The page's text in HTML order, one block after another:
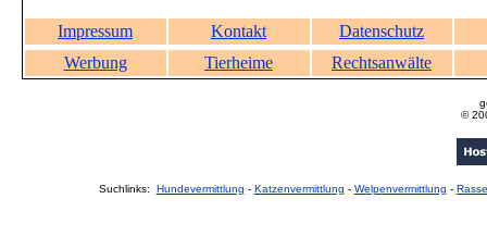
Impressum Kontakt
Datenschutz
Werbung
Tierheime Rechtsanwälte
©
Suchlinks: Hundevermittlung - Katzenvermittlung - Welpenvermittlung -